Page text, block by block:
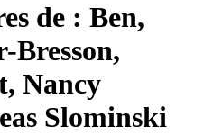
de : Ben,
Nancy
Slominski